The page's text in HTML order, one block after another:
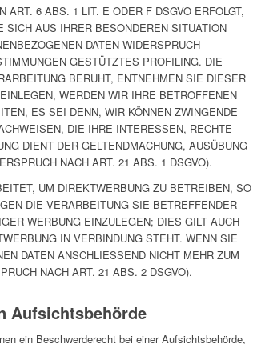
ART. 6 ABS. 1 LIT. E ODER F DSGVO ERFOLGT,
AUS IHRER BESONDEREN SITUATION
DATEN WIDERSPRUCH
GESTÜTZTES PROFILING. DIE
BERUHT, ENTNEHMEN SIE DIESER
WERDEN WIR IHRE BETROFFENEN
ES SEI DENN, WIR KÖNNEN ZWINGENDE
DIE IHRE INTERESSEN, RECHTE
DIENT DER GELTENDMACHUNG, AUSÜBUNG
NACH ART. 21 ABS. 1 DSGVO).
UM DIREKTWERBUNG ZU BETREIBEN, SO
DIE VERARBEITUNG SIE BETREFFENDER
WERBUNG EINZULEGEN; DIES GILT AUCH
IN VERBINDUNG STEHT. WENN SIE
DATEN ANSCHLIESSEND NICHT MEHR ZUM
NACH ART. 21 ABS. 2 DSGVO).
Aufsichts­behörde
ein Beschwerderecht bei einer Aufsichtsbehörde,